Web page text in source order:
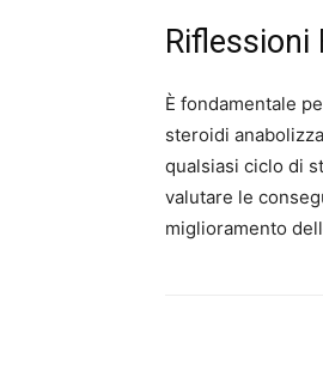
Riflessioni
È fondamentale
steroidi
qualsiasi ciclo di
valutare le
miglioramento